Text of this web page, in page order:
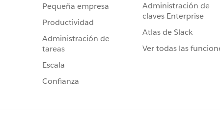
Pequeña empresa
Productividad
Administración de
tareas
Escala
Confianza
Administración de
claves Enterprise
Atlas de Slack
Ver todas las